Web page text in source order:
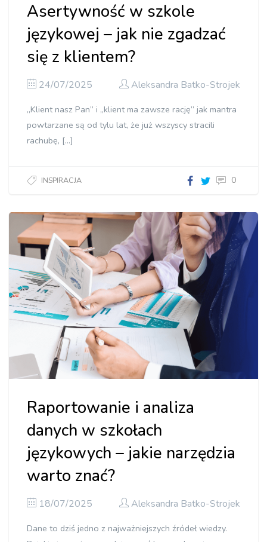
Asertywność w szkole
językowej – jak nie zgadzać
się z klientem?
24/07/2025 Aleksandra Batko-Strojek
„Klient nasz Pan” i „klient ma zawsze rację” jak mantra
powtarzane są od tylu lat, że już wszyscy stracili
rachubę, […]
INSPIRACJA 0
Raportowanie i analiza
danych w szkołach
językowych – jakie narzędzia
warto znać?
18/07/2025 Aleksandra Batko-Strojek
Dane to dziś jedno z najważniejszych źródeł wiedzy.